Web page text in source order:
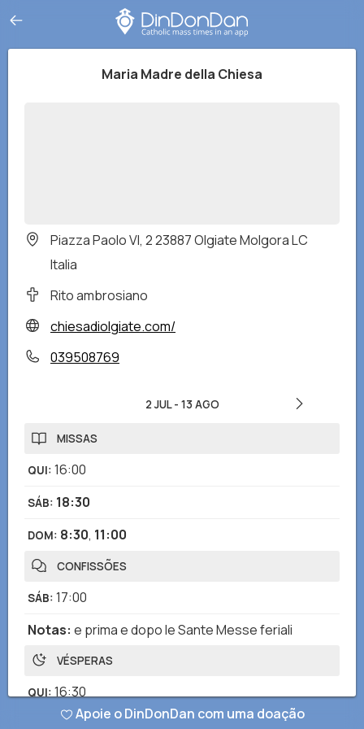
Maria Madre della Chiesa
Piazza Paolo VI, 2 23887 Olgiate Molgora LC
Italia
Rito ambrosiano
chiesadiolgiate.com/
039508769
2 JUL- 13 AGO
MISSAS
QUI: 16:00
SÁB: 18:30
DOM: 8:30, 11:00
CONFISSÕES
SÁB: 17:00
Notas: e prima e dopo le Sante Messe feriali
VÉSPERAS
QUI: 16:30
Apoie o DinDonDan com uma doação